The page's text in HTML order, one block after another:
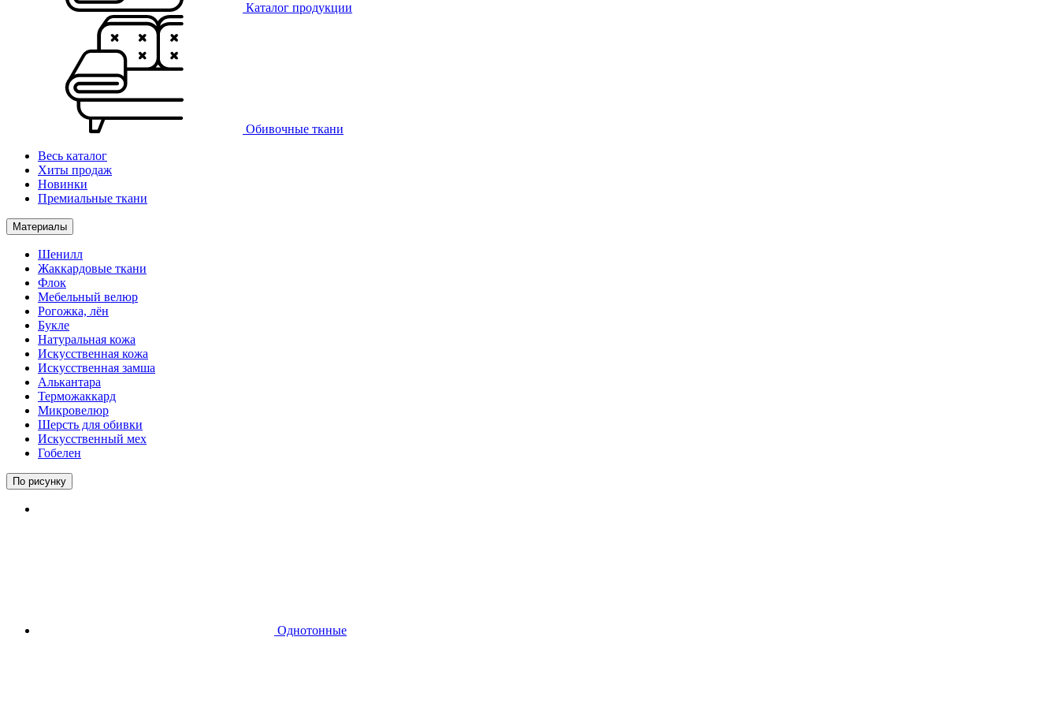
Каталог продукции
Обивочные ткани
Весь каталог
Хиты продаж
Новинки
Премиальные ткани
Материалы
Шенилл
Жаккардовые ткани
Флок
Мебельный велюр
Рогожка, лён
Букле
Натуральная кожа
Искусственная кожа
Искусственная замша
Алькантара
Терможаккард
Микровелюр
Шерсть для обивки
Искусственный мех
Гобелен
По рисунку
Однотонные